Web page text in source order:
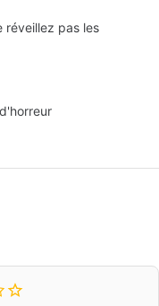
réveillez pas les